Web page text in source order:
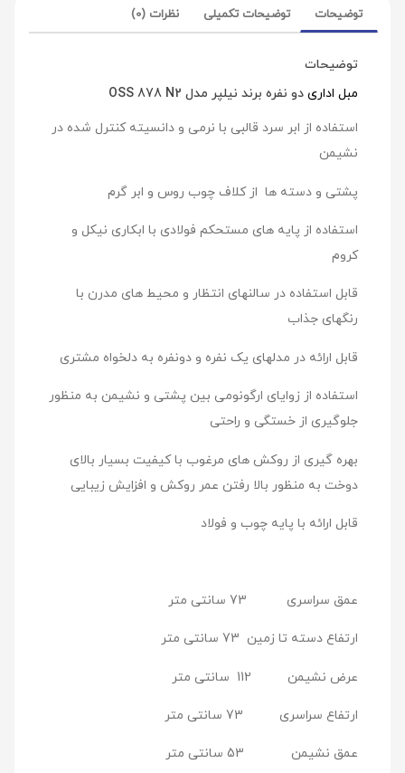
توضیحات توضیحات تکمیلی نظرات (0)
توضیحات
مبل اداری دو نفره برند نیلپر مدل OSS 878 N2
استفاده از ابر سرد قالبی با نرمی و دانسیته کنترل شده در
نشیمن
پشتی و دسته ها از کلاف چوب روس و ابر گرم
استفاده از پایه های مستحکم فولادی با ابکاری نیکل و
کروم
قابل استفاده در سالنهای انتظار و محیط های مدرن با
رنگهای جذاب
قابل ارائه در مدلهای یک نفره و دونفره به دلخواه مشتری
استفاده از زوایای ارگونومی بین پشتی و نشیمن به منظور
جلوگیری از خستگی و راحتی
بهره گیری از روکش های مرغوب با کیفیت بسیار بالای
دوخت به منظور بالا رفتن عمر روکش و افزایش زیبایی
قابل ارائه با پایه چوب و فولاد
عمق سراسری 73 سانتی متر
ارتفاع دسته تا زمین 73 سانتی متر
عرض نشیمن 112 سانتی متر
ارتفاع سراسری 73 سانتی متر
عمق نشیمن 53 سانتی متر